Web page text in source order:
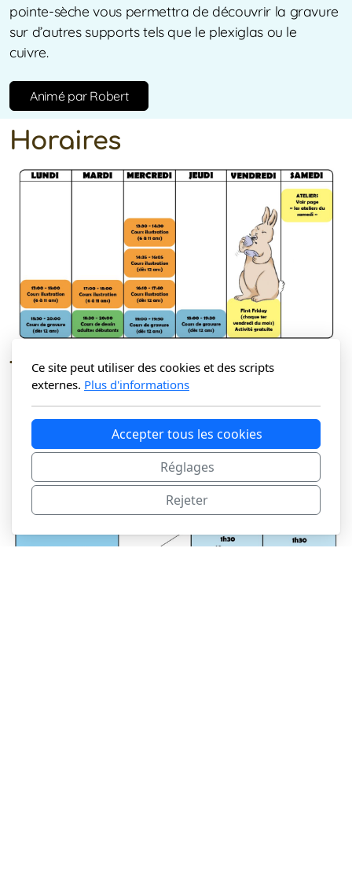
pointe-sèche vous permettra de découvrir la gravure
sur d’autres supports tels que le plexiglas ou le
cuivre.
Animé par Robert
Horaires
Tarifs
Ce site peut utiliser des cookies et des scripts
externes. Plus d'informations
Accepter tous les cookies
Réglages
Rejeter